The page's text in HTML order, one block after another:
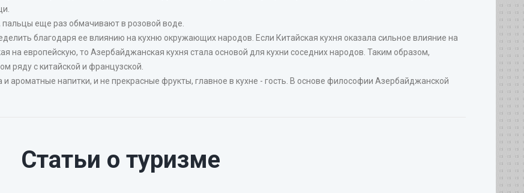
еще раз обмачивают в розовой воде.
благодаря ее влиянию на кухню окружающих народов. Если Китайская кухня оказала сильное влияние на
на европейскую, то Азербайджанская кухня стала основой для кухни соседних народов. Таким образом,
ряду с китайской и французской.
ароматные напитки, и не прекрасные фрукты, главное в кухне - гость. В основе философии Азербайджанской
Статьи о туризме